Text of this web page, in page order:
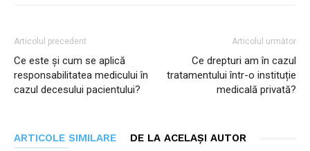
Articolul precedent
Ce este și cum se aplică
responsabilitatea medicului în
cazul decesului pacientului?
Articolul următor
Ce drepturi am în cazul
tratamentului într-o instituție
medicală privată?
ARTICOLE SIMILARE DE LA ACELAȘI AUTOR